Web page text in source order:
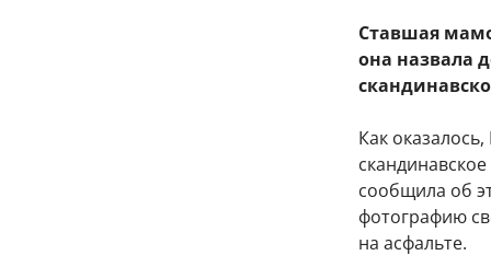
Ставшая
она назвала
Как
сообщила об
фотографию
на асфальте.